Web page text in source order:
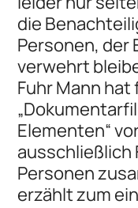
die
Personen, der
verwehrt
Fuhr Mann hat
Elementen“
ausschließlich
Personen
erzählt zum